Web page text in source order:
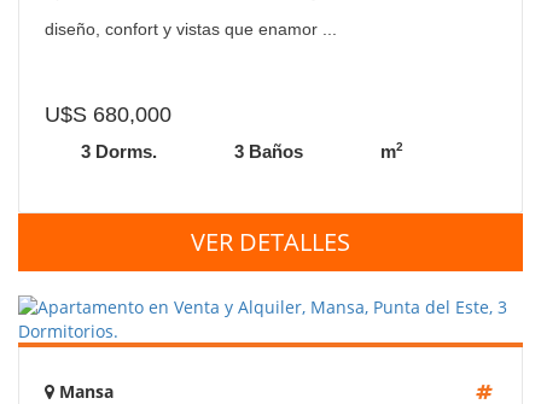
diseño, confort y vistas que enamor ...
U$S 680,000
3 Dorms. 3 Baños m2
VER DETALLES
Mansa